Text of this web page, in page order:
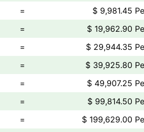
=
$ 9,981.45
=
$ 19,962.90
=
$ 29,944.35
=
$ 39,925.80
=
$ 49,907.25
=
$ 99,814.50
=
$ 199,629.00